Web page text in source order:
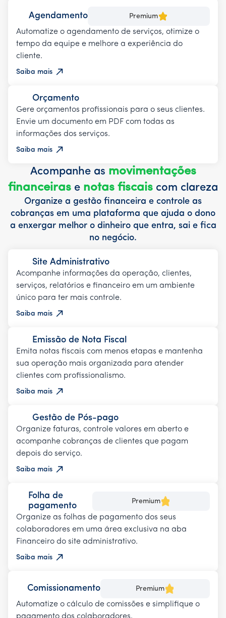
Agendamento Premium
Automatize o agendamento de serviços, otimize o
tempo da equipe e melhore a experiência do
cliente.
Saiba mais
Orçamento
Gere orçamentos profissionais para o seus clientes.
Envie um documento em PDF com todas as
informações dos serviços.
Saiba mais
Acompanhe as movimentações
financeiras e notas fiscais com clareza
Organize a gestão financeira e controle as
cobranças em uma plataforma que ajuda o dono
a enxergar melhor o dinheiro que entra, sai e fica
no negócio.
Site Administrativo
Acompanhe informações da operação, clientes,
serviços, relatórios e financeiro em um ambiente
único para ter mais controle.
Saiba mais
Emissão de Nota Fiscal
Emita notas fiscais com menos etapas e mantenha
sua operação mais organizada para atender
clientes com profissionalismo.
Saiba mais
Gestão de Pós-pago
Organize faturas, controle valores em aberto e
acompanhe cobranças de clientes que pagam
depois do serviço.
Saiba mais
Folha de
pagamento
Premium
Organize as folhas de pagamento dos seus
colaboradores em uma área exclusiva na aba
Financeiro do site administrativo.
Saiba mais
Comissionamento Premium
Automatize o cálculo de comissões e simplifique o